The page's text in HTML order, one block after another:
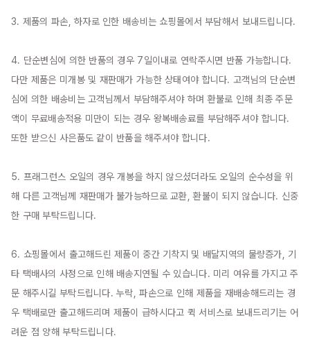
3. 제품의 파손, 하자로 인한 배송비는 쇼핑몰에서 부담해서 보내드립니다.
4. 단순변심에 의한 반품의 경우 7일이내로 연락주시면 반품 가능합니다.
다만 제품은 미개봉 및 재판매가 가능한 상태여야 합니다. 고객님의 단순변
심에 의한 배송비는 고객님께서 부담해주셔야 하며 환불로 인해 최종 주문
액이 무료배송적용 미만이 되는 경우 왕복배송료를 부담해주셔야 합니다.
또한 받으신 사은품도 같이 반품을 해주셔야 합니다.
5. 프래그런스 오일의 경우 개봉을 하지 않으셨더라도 오일의 순수성을 위
해 다른 고객님께 재판매가 불가능하므로 교환, 환불이 되지 않습니다. 신중
한 구매 부탁드립니다.
6. 쇼핑몰에서 출고해드린 제품이 중간 기착지 및 배달지역의 물량증가, 기
타 택배사의 사정으로 인해 배송지연될 수 있습니다. 미리 여유를 가지고 주
문 해주시길 부탁드립니다. 누락, 파손으로 인해 제품을 재배송해드리는 경
우 택배로만 출고해드리며 제품이 급하시다고 퀵 서비스로 보내드리기는 어
려운 점 양해 부탁드립니다.